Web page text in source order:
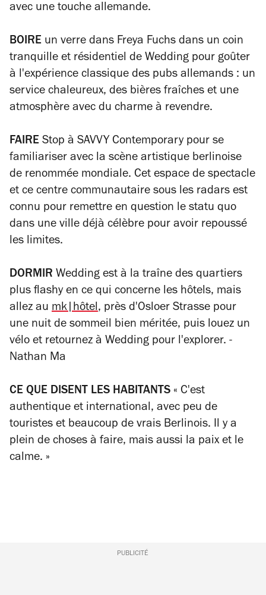
avec une touche allemande.
BOIRE un verre dans Freya Fuchs dans un coin
tranquille et résidentiel de Wedding pour goûter
à l'expérience classique des pubs allemands : un
service chaleureux, des bières fraîches et une
atmosphère avec du charme à revendre.
FAIRE Stop à SAVVY Contemporary pour se
familiariser avec la scène artistique berlinoise
de renommée mondiale. Cet espace de spectacle
et ce centre communautaire sous les radars est
connu pour remettre en question le statu quo
dans une ville déjà célèbre pour avoir repoussé
les limites.
DORMIR Wedding est à la traîne des quartiers
plus flashy en ce qui concerne les hôtels, mais
allez au mk|hôtel, près d'Osloer Strasse pour
une nuit de sommeil bien méritée, puis louez un
vélo et retournez à Wedding pour l'explorer. -
Nathan Ma
CE QUE DISENT LES HABITANTS « C'est
authentique et international, avec peu de
touristes et beaucoup de vrais Berlinois. Il y a
plein de choses à faire, mais aussi la paix et le
calme. »
PUBLICITÉ